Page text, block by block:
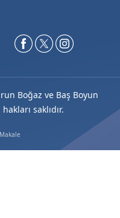
Boğaz ve Baş Boyun
saklıdır.